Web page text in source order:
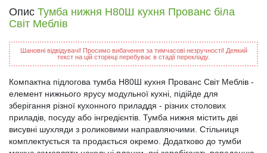
Опис Тумба нижня Н80Ш кухня Прованс біла
Світ Меблів
Шановні відвідувачі! Просимо вибачення за тимчасові незручності! Деякий
текст на цій сторінці перебуває в стадії перекладу.
Компактна підлогова тумба Н80Ш кухня Прованс Світ Меблів -
елемент нижнього ярусу модульної кухні, підійде для
зберігання різної кухонного приладдя - різних столових
приладів, посуду або інгредієнтів. Тумба нижня містить дві
висувні шухляди з роликовими направляючими. Стільниця
комплектується та продається окремо. Додатково до тумби